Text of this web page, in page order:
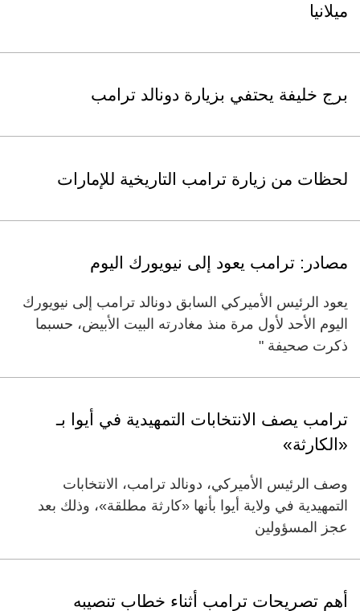
ميلانيا
برج خليفة يحتفي بزيارة دونالد ترامب
لحظات من زيارة ترامب التاريخية للإمارات
مصادر: ترامب يعود إلى نيويورك اليوم
يعود الرئيس الأميركي السابق دونالد ترامب إلى نيويورك
اليوم الأحد لأول مرة منذ مغادرته البيت الأبيض، حسبما
ذكرت صحيفة "
ترامب يصف الانتخابات التمهيدية في أيوا بـ
«الكارثة»
وصف الرئيس الأميركي، دونالد ترامب، الانتخابات
التمهيدية في ولاية أيوا بأنها «كارثة مطلقة»، وذلك بعد
عجز المسؤولين
أهم تصريحات ترامب أثناء خطاب تنصيبه